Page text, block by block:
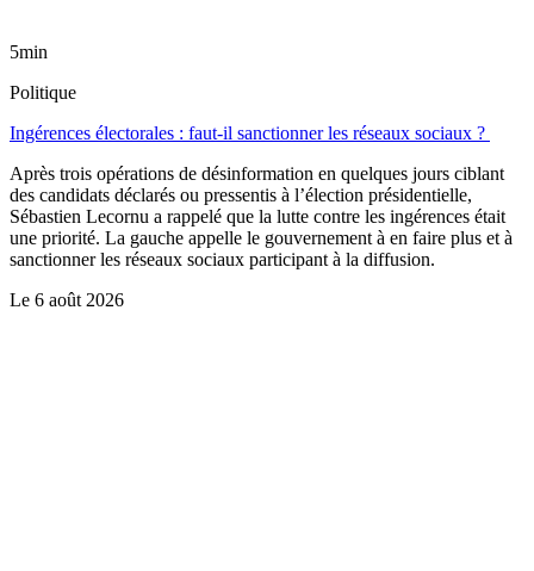
5min
Politique
Ingérences électorales : faut-il sanctionner les réseaux sociaux ?
Après trois opérations de désinformation en quelques jours ciblant
des candidats déclarés ou pressentis à l’élection présidentielle,
Sébastien Lecornu a rappelé que la lutte contre les ingérences était
une priorité. La gauche appelle le gouvernement à en faire plus et à
sanctionner les réseaux sociaux participant à la diffusion.
Le 6 août 2026